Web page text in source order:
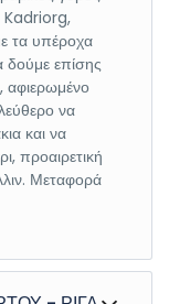
Kadriorg,
τα υπέροχα
δούμε επίσης
αφιερωμένο
να
και να
προαιρετική
Μεταφορά